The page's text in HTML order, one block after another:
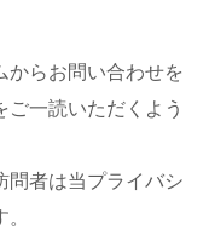
からお問い合わせを
一読いただくよう
問者は当プライバシ